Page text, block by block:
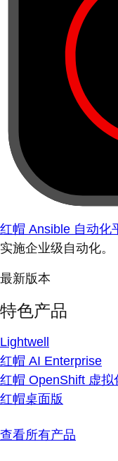
红帽 Ansible 自动化
实施企业级自动化。
最新版本
特色产品
Lightwell
红帽 AI Enterprise
红帽 OpenShift 虚拟
红帽桌面版
查看所有产品